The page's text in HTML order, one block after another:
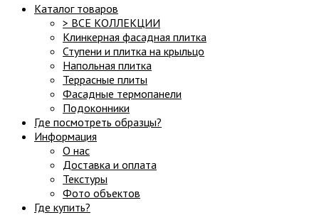
Каталог товаров
> ВСЕ КОЛЛЕКЦИИ
Клинкерная фасадная плитка
Ступени и плитка на крыльцо
Напольная плитка
Террасные плиты
Фасадные термопанели
Подоконники
Где посмотреть образцы?
Информация
О нас
Доставка и оплата
Текстуры
Фото объектов
Где купить?